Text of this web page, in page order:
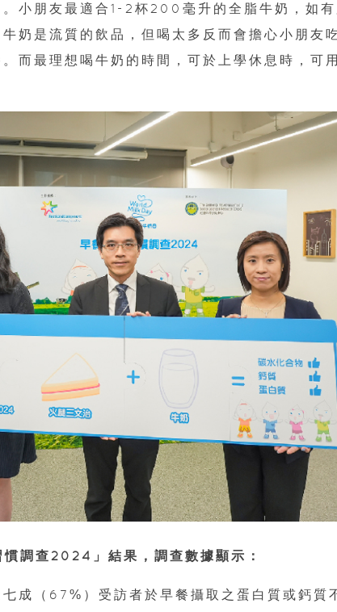
小朋友最適合1-2杯200毫升的全脂牛奶，如
奶是流質的飲品，但喝太多反而會擔心小朋友
而最理想喝牛奶的時間，可於上學休息時，可
調查2024」結果，調查數據顯示：
成（67%）受訪者於早餐攝取之蛋白質或鈣質